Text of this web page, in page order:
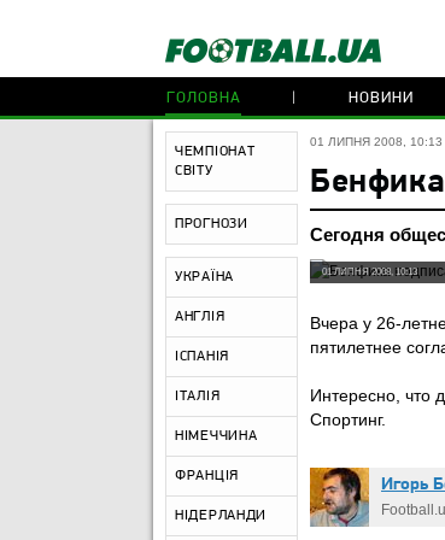
ГОЛОВНА НОВИНИ
ЧЕМПІОНАТ
СВІТУ
ПРОГНОЗИ
УКРАЇНА
АНГЛІЯ
ІСПАНІЯ
ІТАЛІЯ
НІМЕЧЧИНА
ФРАНЦІЯ
НІДЕРЛАНДИ
01 ЛИПНЯ 2008, 10:13
Сегодня
01 ЛИПНЯ 2008, 10:13
Вчера у 26-
пятилетнее
Интересно, что
Спортинг.
Игорь